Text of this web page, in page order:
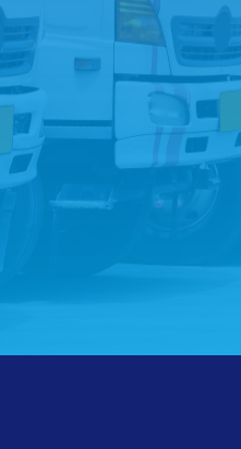
ラック買取を
希望の方は こ